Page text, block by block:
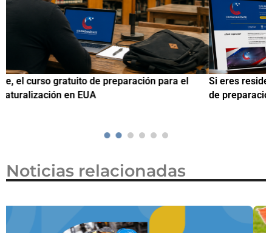
Si eres residente ingresa a Ciudadanízate, el curso gratuito
de preparación para el examen de naturalización en EUA
Noticias relacionadas